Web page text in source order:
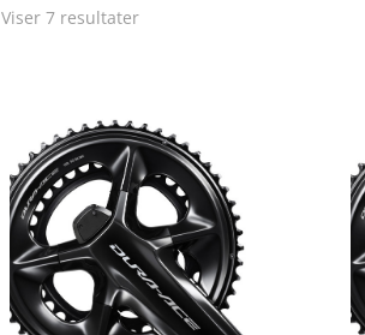
Viser 7 resultater